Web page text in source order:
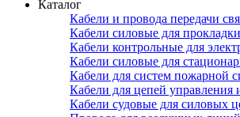
Каталог
Кабели и провода передачи
Кабели силовые для
Кабели контрольные для
Кабели силовые для
Кабели для систем пожарной
Кабели для цепей управления
Кабели судовые для силовых